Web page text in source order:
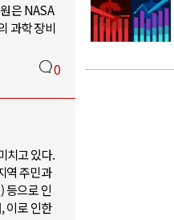
은 NASA
과학 장비
0
치고 있다.
역 주민과
등으로 인
이로 인한